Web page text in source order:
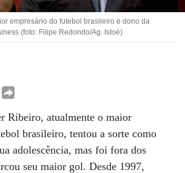
empresário do futebol brasileiro e dono da
(foto: Filipe Redondo/Ag. Istoé)
Ribeiro, atualmente o maior
brasileiro, tentou a sorte como
adolescência, mas foi fora dos
seu maior gol. Desde 1997,